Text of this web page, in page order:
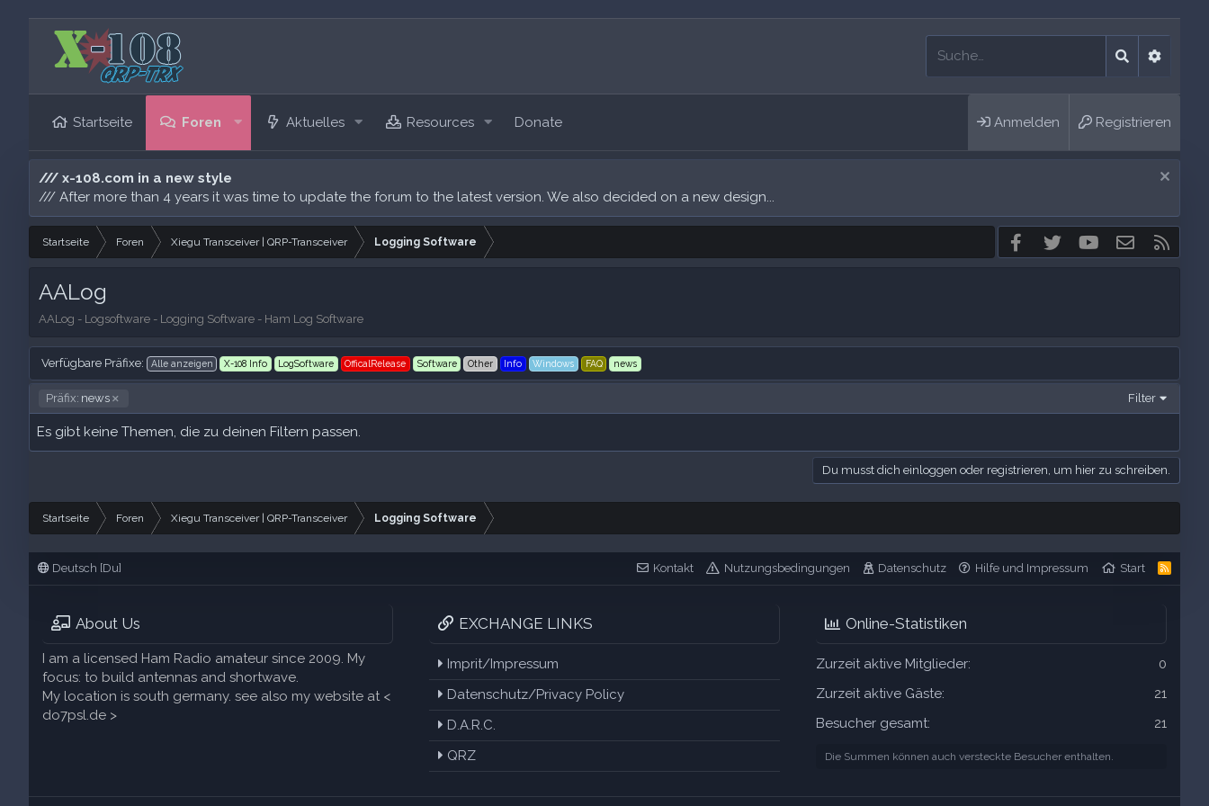
Startseite Foren Aktuelles Resources Donate Anmelden Registrieren
/// x-108.com in a new style
/// After more than 4 years it was time to update the forum to the latest version. We also decided on a new design...
Startseite Foren Xiegu Transceiver | QRP-Transceiver Logging Software Facebook
Twitter youtubeKontakt
AALog
AALog - Logsoftware - Logging Software - Ham Log Software
Verfügbare Präfixe: Alle anzeigen X-108 Info LogSoftware OfficalRelease Software Other Info Windows FAQ news
Präfix: news Filter
Es gibt keine Themen, die zu deinen Filtern passen.
Du musst dich einloggen oder registrieren, um hier zu schreiben.
Startseite Foren Xiegu Transceiver | QRP-Transceiver Logging Software
Deutsch [Du] Kontakt Nutzungsbedingungen Datenschutz Hilfe und Impressum Start
R
About Us
I am a licensed Ham Radio amateur since 2009. My
focus: to build antennas and shortwave.
My location is south germany. see also my website at <
do7psl.de >
EXCHANGE LINKS
Imprit/Impressum
Datenschutz/Privacy Policy
D.A.R.C.
QRZ
Online-Statistiken
Zurzeit aktive Mitglieder
0
Zurzeit aktive Gäste
21
Besucher gesamt
21
Die Summen können auch versteckte Besucher enthalten.